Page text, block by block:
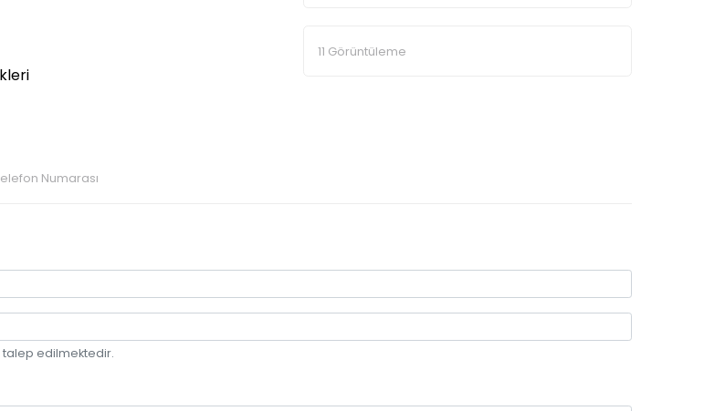
Numarası
11 Görüntüleme
talep edilmektedir.